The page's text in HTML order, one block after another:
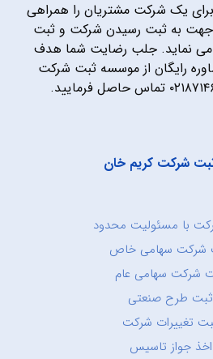
برای یک شرکت مشتریان را همراهی
جهت به ثبت رسیدن شرکت و ثبت
می نماید. جلب رضایت شما هدف
رایگان از موسسه ثبت شرکت
شرکت کریم خان
با مسئولیت محدود
شرکت سهامی خاص
شرکت سهامی عام
ثبت طرح صنعتی
تغییرات شرکت
اخذ جواز تاسیس